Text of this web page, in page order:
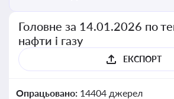
Головне за 14.01.2026 по
нафти і газу
ЕКСПОРТ
Опрацьовано: 14404 джерел